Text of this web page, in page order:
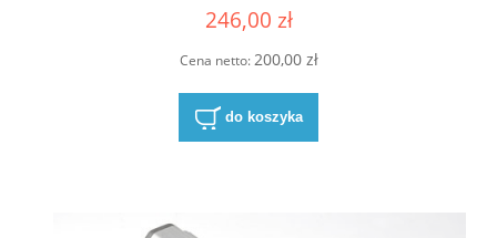
246,00 zł
Cena netto: 200,00 zł
do koszyka